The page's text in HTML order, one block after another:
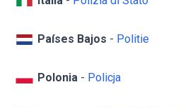
Países Bajos - Politie
Polonia - Policja